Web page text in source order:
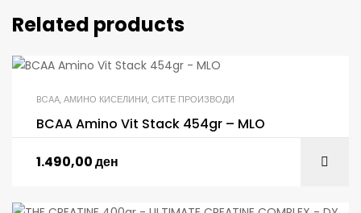
Related products
BCAA,АМИНО КИСЕЛИНИ,СИТЕ ПРОИЗВОДИ
BCAA Amino Vit Stack 454gr – MLO
1.490,00ден